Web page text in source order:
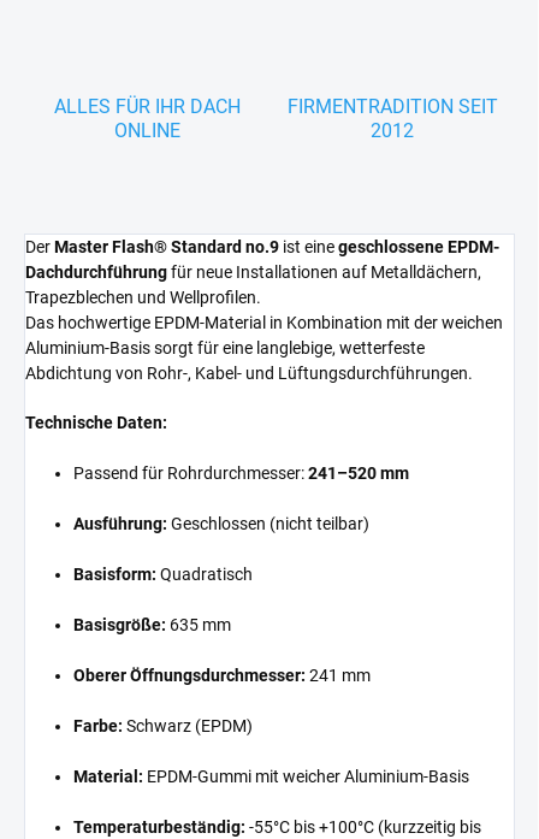
ALLES FÜR IHR DACH
ONLINE
FIRMENTRADITION SEIT
2012
DerMaster Flash® Standard no.9 ist einegeschlossene EPDM-
Dachdurchführungfür neue Installationen auf Metalldächern,
Trapezblechen und Wellprofilen.
Das hochwertige EPDM-Material in Kombination mit der weichen
Aluminium-Basis sorgt für eine langlebige, wetterfeste
Abdichtung von Rohr-, Kabel- und Lüftungsdurchführungen.
Technische Daten:
Passend für Rohrdurchmesser:241–520 mm
Ausführung: Geschlossen (nicht teilbar)
Basisform: Quadratisch
Basisgröße: 635 mm
Oberer Öffnungsdurchmesser: 241 mm
Farbe: Schwarz (EPDM)
Material: EPDM-Gummi mit weicher Aluminium-Basis
Temperaturbeständig: -55°C bis +100°C (kurzzeitig bis